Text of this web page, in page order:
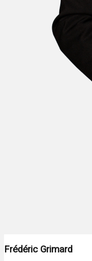
Frédéric Grimard